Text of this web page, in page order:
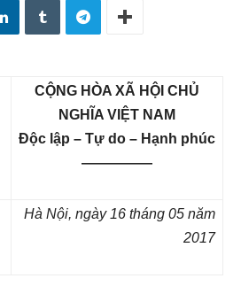
CỘNG HÒA XÃ HỘI CHỦ
NGHĨA VIỆT NAM
Độc lập – Tự do – Hạnh phúc
—————
Hà Nội, ngày 16 tháng 05 năm
2017